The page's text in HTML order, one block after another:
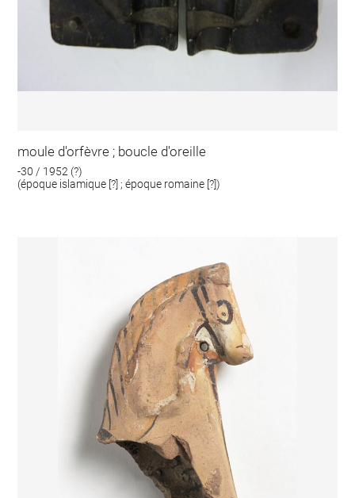
moule d'orfèvre ; boucle d'oreille
-30 / 1952 (?)
(époque islamique [?] ; époque romaine [?])